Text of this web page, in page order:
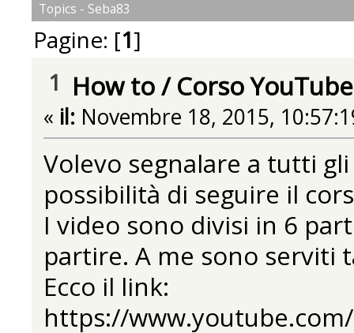
Topics - Seba83
Pagine: [1]
1 How to/Corso YouTube
« il: Novembre 18, 2015,
Volevo segnalare a tutti
possibilità di seguire il
I video sono divisi in 6
partire. A me sono serviti
Ecco il link:
https://